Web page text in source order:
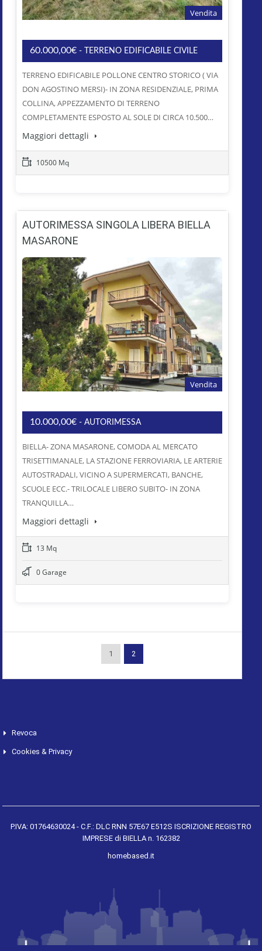
Vendita
60.000,00€ - TERRENO EDIFICABILE CIVILE
TERRENO EDIFICABILE POLLONE CENTRO STORICO ( VIA
DON AGOSTINO MERSI)- IN ZONA RESIDENZIALE, PRIMA
COLLINA, APPEZZAMENTO DI TERRENO
COMPLETAMENTE ESPOSTO AL SOLE DI CIRCA 10.500…
Maggiori dettagli
10500 Mq
AUTORIMESSA SINGOLA LIBERA BIELLA
MASARONE
Vendita
10.000,00€ - AUTORIMESSA
BIELLA- ZONA MASARONE, COMODA AL MERCATO
TRISETTIMANALE, LA STAZIONE FERROVIARIA, LE ARTERIE
AUTOSTRADALI, VICINO A SUPERMERCATI, BANCHE,
SCUOLE ECC.- TRILOCALE LIBERO SUBITO- IN ZONA
TRANQUILLA…
Maggiori dettagli
13 Mq
0 Garage
1 2
Revoca
Cookies & Privacy
P.IVA: 01764630024 - C.F.: DLC RNN 57E67 E512S ISCRIZIONE REGISTRO
IMPRESE di BIELLA n. 162382
homebased.it